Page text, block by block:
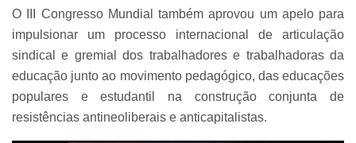
O III Congresso Mundial também aprovou um apelo para
impulsionar um processo internacional de articulação
sindical e gremial dos trabalhadores e trabalhadoras da
educação junto ao movimento pedagógico, das educações
populares e estudantil na construção conjunta de
resistências antineoliberais e anticapitalistas.